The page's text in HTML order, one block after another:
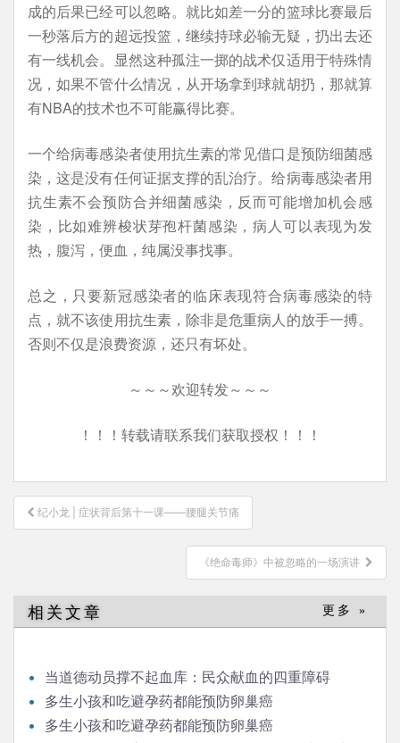
成的后果已经可以忽略。就比如差一分的篮球比赛最后
一秒落后方的超远投篮，继续持球必输无疑，扔出去还
有一线机会。显然这种孤注一掷的战术仅适用于特殊情
况，如果不管什么情况，从开场拿到球就胡扔，那就算
有NBA的技术也不可能赢得比赛。
一个给病毒感染者使用抗生素的常见借口是预防细菌感
染，这是没有任何证据支撑的乱治疗。给病毒感染者用
抗生素不会预防合并细菌感染，反而可能增加机会感
染，比如难辨梭状芽孢杆菌感染，病人可以表现为发
热，腹泻，便血，纯属没事找事。
总之，只要新冠感染者的临床表现符合病毒感染的特
点，就不该使用抗生素，除非是危重病人的放手一搏。
否则不仅是浪费资源，还只有坏处。
～～～欢迎转发～～～
！！！转载请联系我们获取授权！！！
文
章
纪小龙 | 症状背后第十一课——腰腿关节痛
《绝命毒师》中被忽略的一场演讲
相关文章 更多 »
当道德动员撑不起血库：民众献血的四重障碍
多生小孩和吃避孕药都能预防卵巢癌
多生小孩和吃避孕药都能预防卵巢癌